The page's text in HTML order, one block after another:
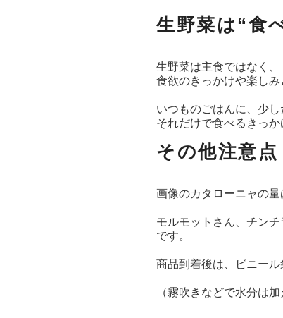
生野菜は“食
生野菜は主食ではなく、
食欲のきっかけや楽しみ
いつものごはんに、少し
それだけで食べるきっか
その他注意点
画像のカタローニャの量
モルモットさん、チン
です。
商品到着後は、ビニー
（霧吹きなどで水分は